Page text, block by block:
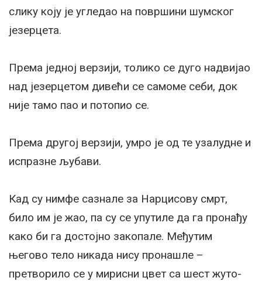
слику коју је угледао на површини шумског
језерцета.
Према једној верзији, толико се дуго надвијао
над језерцетом дивећи се самоме себи, док
није тамо пао и потопио се.
Према другој верзији, умро је од те узалудне и
испразне љубави.
Кад су нимфе сазнале за Нарцисову смрт,
било им је жао, па су се упутиле да га пронађу
како би га достојно закопале. Међутим
његово тело никада нису пронашле –
претворило се у мирисни цвет са шест жуто-